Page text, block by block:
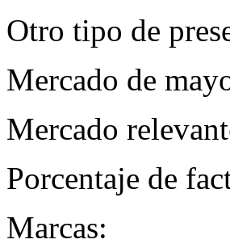
Otro tipo de
Mercado de
Mercado
Porcentaje de
Marcas: